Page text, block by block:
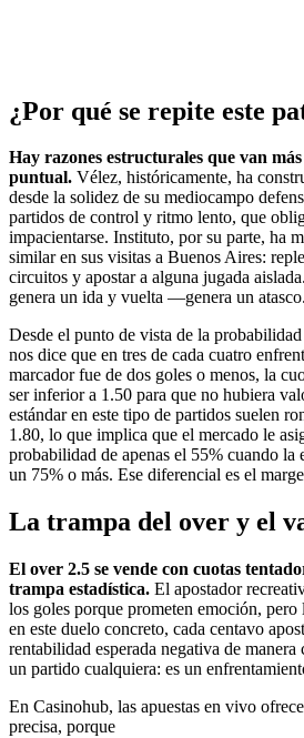
¿Por qué se repite este
Hay razones estructurales que van
puntual. Vélez, históricamente, ha
desde la solidez de su mediocampo
partidos de control y ritmo lento, que
impacientarse. Instituto, por su parte, ha
similar en sus visitas a Buenos Aires:
circuitos y apostar a alguna jugada
genera un ida y vuelta —genera un atasco.
Desde el punto de vista de la
nos dice que en tres de cada cuatro
marcador fue de dos goles o menos, la
ser inferior a 1.50 para que no hubiera
estándar en este tipo de partidos suelen
1.80, lo que implica que el mercado le
probabilidad de apenas el 55% cuando la
un 75% o más. Ese diferencial es el
La trampa del over y el
El over 2.5 se vende con cuotas
trampa estadística. El apostador
los goles porque prometen emoción,
en este duelo concreto, cada centavo
rentabilidad esperada negativa de manera
un partido cualquiera: es un
En Casinohub, las apuestas en vivo
precisa, porque